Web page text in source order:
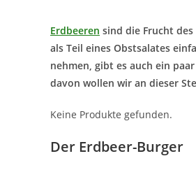
Erdbeeren sind die Frucht
als Teil eines Obstsalates
nehmen, gibt es auch ein
davon wollen wir an dieser
Keine Produkte gefunden.
Der Erdbeer-Burger